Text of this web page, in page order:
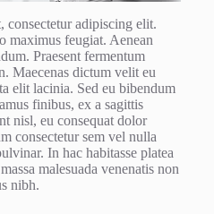
consectetur adipiscing elit.
maximus feugiat. Aenean
Praesent fermentum
Maecenas dictum velit eu
elit lacinia. Sed eu bibendum
finibus, ex a sagittis
nisl, eu consequat dolor
consectetur sem vel nulla
In hac habitasse platea
malesuada venenatis non
nibh.